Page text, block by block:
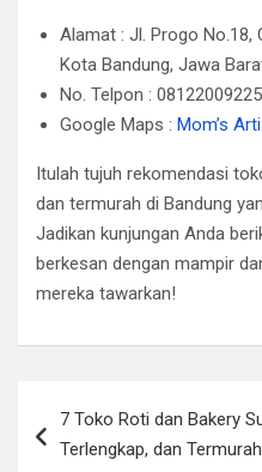
Alamat : Jl. Progo No.18,
Kota Bandung, Jawa
No. Telpon :
Google Maps : Mom’s
Itulah tujuh rekomendasi
dan termurah di Bandung
Jadikan kunjungan Anda
berkesan dengan mampir
mereka tawarkan!
navigation
7 Toko Roti dan Bakery
Terlengkap, dan Termurah